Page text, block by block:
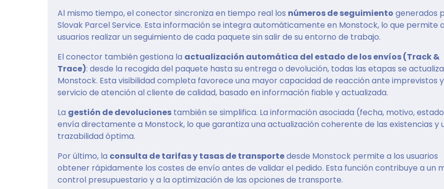
Al mismo tiempo, el conector sincroniza en tiempo real los números de seguimiento generados
Slovak Parcel Service. Esta información se integra automáticamente en Monstock, lo que permite
usuarios realizar un seguimiento de cada paquete sin salir de su entorno de trabajo.
El conector también gestiona la actualización automática del estado de los envíos (Track &
Trace): desde la recogida del paquete hasta su entrega o devolución, todas las etapas se
Monstock. Esta visibilidad completa favorece una mayor capacidad de reacción ante imprevistos
servicio de atención al cliente de calidad, basado en información fiable y actualizada.
La gestión de devoluciones también se simplifica. La información asociada (fecha, motivo,
envía directamente a Monstock, lo que garantiza una actualización coherente de las existencias y
trazabilidad óptima.
Por último, la consulta de tarifas y tasas de transportedesde Monstock permite a los usuarios
obtener rápidamente los costes de envío antes de validar el pedido. Esta función contribuye a un
control presupuestario y a la optimización de las opciones de transporte.